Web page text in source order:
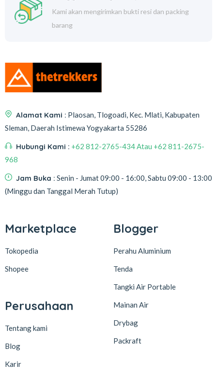
Kami akan mengirimkan bukti resi dan packing
barang
Alamat Kami : Plaosan, Tlogoadi, Kec. Mlati, Kabupaten
Sleman, Daerah Istimewa Yogyakarta 55286
Hubungi Kami : +62 812-2765-434 Atau +62 811-2675-
968
Jam Buka : Senin - Jumat 09:00 - 16:00, Sabtu 09:00 - 13:00
(Minggu dan Tanggal Merah Tutup)
Marketplace
Tokopedia
Shopee
Perusahaan
Tentang kami
Blog
Karir
Blogger
Perahu Aluminium
Tenda
Tangki Air Portable
Mainan Air
Drybag
Packraft